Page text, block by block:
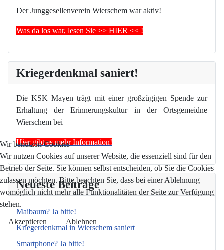
Der Junggesellenverein Wierschem war aktiv!
Was da los war, lesen Sie >> HIER << !
Kriegerdenkmal saniert!
Die KSK Mayen trägt mit einer großzügigen Spende zur
Erhaltung der Erinnerungskultur in der Ortsgemeidne
Wierschem bei
Hier gibt es mehr Information!
Neueste Beiträge
Maibaum? Ja bitte!
Kriegerdenkmal in Wierschem saniert
Smartphone? Ja bitte!
Wir benutzen Cookies
Wir nutzen Cookies auf unserer Website, die essenziell sind für den
Betrieb der Seite. Sie können selbst entscheiden, ob Sie die Cookies
zulassen möchten. Bitte beachten Sie, dass bei einer Ablehnung
womöglich nicht mehr alle Funktionalitäten der Seite zur Verfügung
stehen.
Akzeptieren Ablehnen